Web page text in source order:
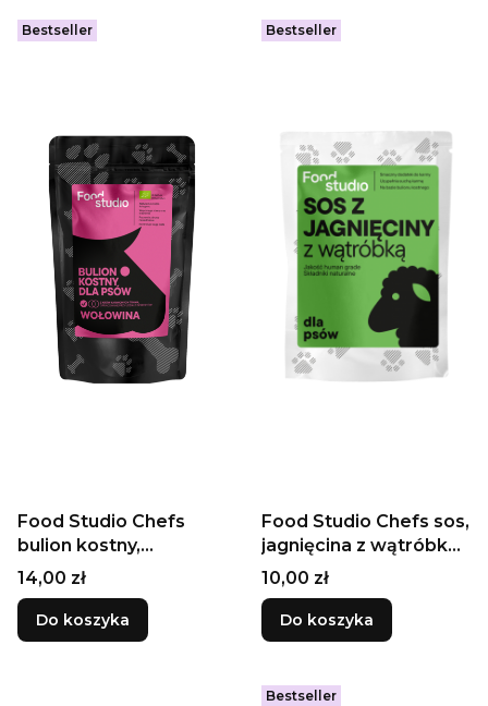
Bestseller
Food Studio Chefs
bulion kostny,
wołowina 230ml
Cena
14,00 zł
Do koszyka
Bestseller
Food Studio Chefs sos,
jagnięcina z wątróbką
100ml
Cena
10,00 zł
Do koszyka
Bestseller